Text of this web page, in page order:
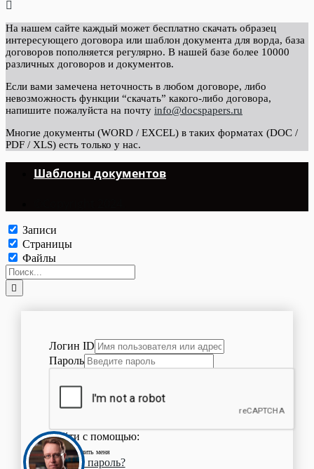
На нашем сайте каждый может бесплатно скачать образец
интересующего договора или шаблон документа для ворда, база
договоров пополняется регулярно. В нашей базе более 10000
различных договоров и документов.
Если вами замечена неточность в любом договоре, либо
невозможность функции “скачать” какого-либо договора,
напишите пожалуйста на почту info@docspapers.ru
Многие документы (WORD / EXCEL) в таких форматах (DOC /
PDF / XLS) есть только у нас.
Шаблоны документов
Записи
Страницы
Файлы
Логин ID
Пароль
Войти с помощью:
Запомнить меня
Забыли пароль?